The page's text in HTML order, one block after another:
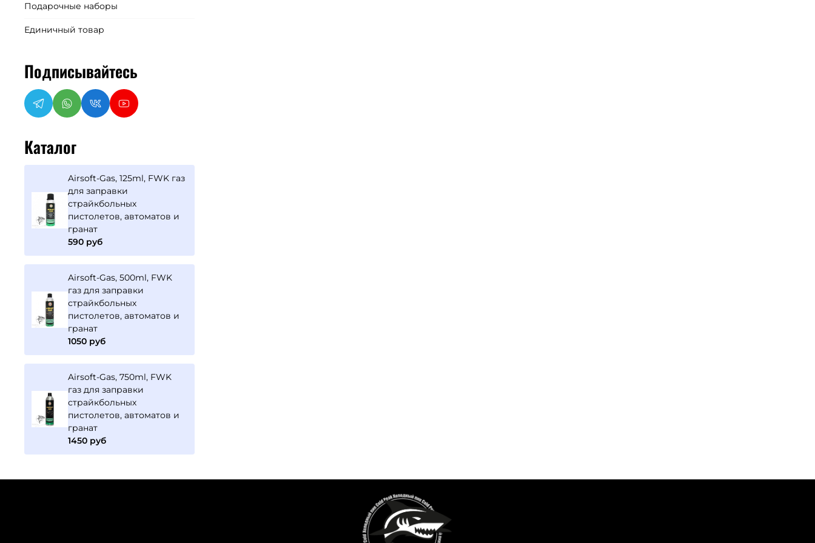
Подарочные наборы
Единичный товар
Подписывайтесь
Каталог
Airsoft-Gas, 125ml, FWK газ
для заправки
страйкбольных
пистолетов, автоматов и
гранат
590 руб
Airsoft-Gas, 500ml, FWK
газ для заправки
страйкбольных
пистолетов, автоматов и
гранат
1050 руб
Airsoft-Gas, 750ml, FWK
газ для заправки
страйкбольных
пистолетов, автоматов и
гранат
1450 руб